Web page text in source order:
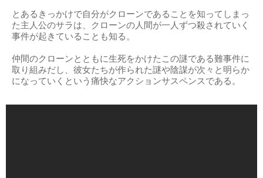
とあるきっかけで自分がクローンであることを知ってしまっ
た主人公のサラは、クローンの人間が一人ずつ殺されていく
事件が起きていることも知る。
仲間のクローンとともに生死をかけたこの謎である難事件に
取り組みだし、彼女たちが作られた謎や陰謀が次々と明らか
になっていくという痛快なアクションサスペンスである。